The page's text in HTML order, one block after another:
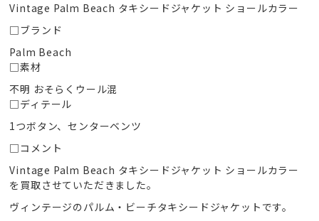
Vintage Palm Beach タキシードジャケット ショールカラー
□ブランド
Palm Beach
□素材
不明 おそらくウール混
□ディテール
1つボタン、センターベンツ
□コメント
Vintage Palm Beach タキシードジャケット ショールカラー
を買取させていただきました。
ヴィンテージのパルム・ビーチタキシードジャケットです。